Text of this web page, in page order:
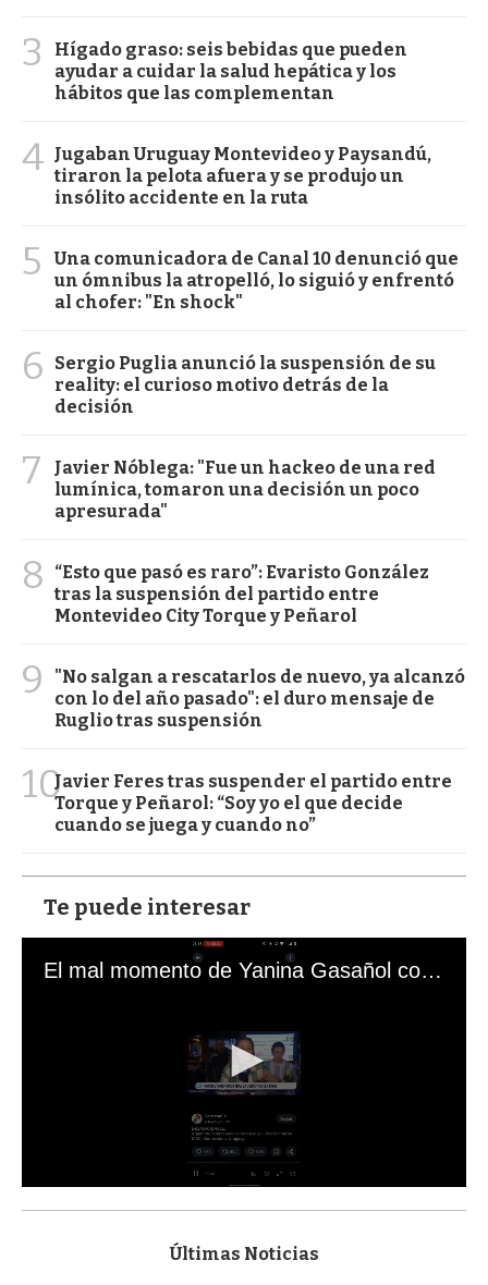
3
Hígado graso: seis bebidas que pueden
ayudar a cuidar la salud hepática y los
hábitos que las complementan
4 Jugaban Uruguay Montevideo y Paysandú,
tiraron la pelota afuera y se produjo un
insólito accidente en la ruta
5
Una comunicadora de Canal 10 denunció que
un ómnibus la atropelló, lo siguió y enfrentó
al chofer: "En shock"
6
Sergio Puglia anunció la suspensión de su
reality: el curioso motivo detrás de la
decisión
7
Javier Nóblega: "Fue un hackeo de una red
lumínica, tomaron una decisión un poco
apresurada"
8
“Esto que pasó es raro”: Evaristo González
tras la suspensión del partido entre
Montevideo City Torque y Peñarol
9
"No salgan a rescatarlos de nuevo, ya alcanzó
con lo del año pasado": el duro mensaje de
Ruglio tras suspensión
10Javier Feres tras suspender el partido entre
Torque y Peñarol: “Soy yo el que decide
cuando se juega y cuando no”
Te puede interesar
El mal momento de Yanina Gasañol con un hincha argentino en "Subrayado"
s
Últimas Noticias